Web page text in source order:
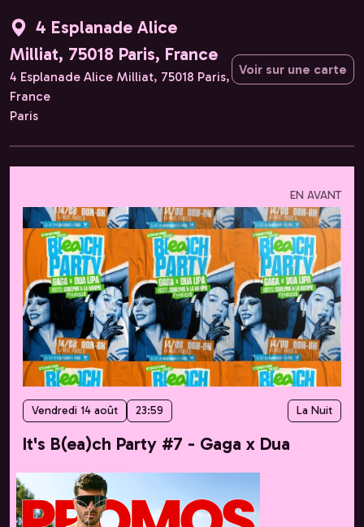
4 Esplanade Alice
Milliat, 75018 Paris, France
4 Esplanade Alice Milliat, 75018 Paris,
France
Paris
Voir sur une carte
EN AVANT
Vendredi 14 août 23:59 La Nuit
It's B(ea)ch Party #7 - Gaga x Dua